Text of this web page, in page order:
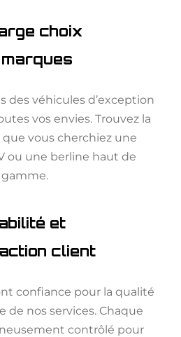
choix
des véhicules d’exception
vos envies. Trouvez la
vous cherchiez une
ou une berline haut de
gamme.
et
client
confiance pour la qualité
de nos services. Chaque
contrôlé pour